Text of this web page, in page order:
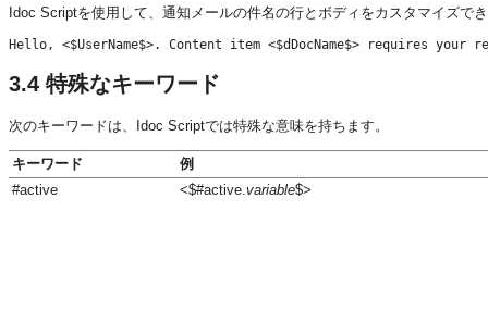
Idoc Scriptを使用して、通知メールの件名の行とボディをカスタマイズで
3.4 特殊なキーワード
次のキーワードは、Idoc Scriptでは特殊な意味を持ちます。
キーワード
例
#active
<$#active.variable$>